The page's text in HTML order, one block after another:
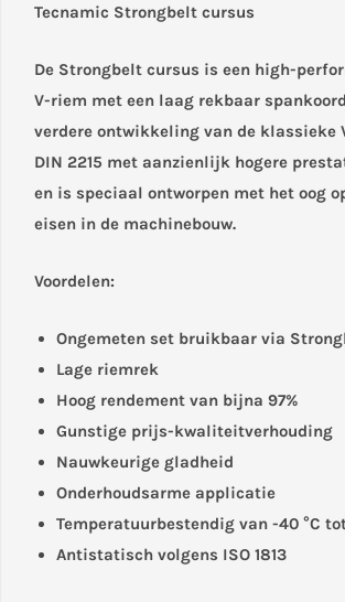
Tecnamic Strongbelt cursus
De Strongbelt cursus is een high-
V-riem met een laag rekbaar
verdere ontwikkeling van de klassieke
DIN 2215 met aanzienlijk hogere
en is speciaal ontworpen met het oog
eisen in de machinebouw.
Voordelen:
Ongemeten set bruikbaar via
Lage riemrek
Hoog rendement van bijna 97%
Gunstige prijs-kwaliteitverhouding
Nauwkeurige gladheid
Onderhoudsarme applicatie
Temperatuurbestendig van -40 °C tot
Antistatisch volgens ISO 1813